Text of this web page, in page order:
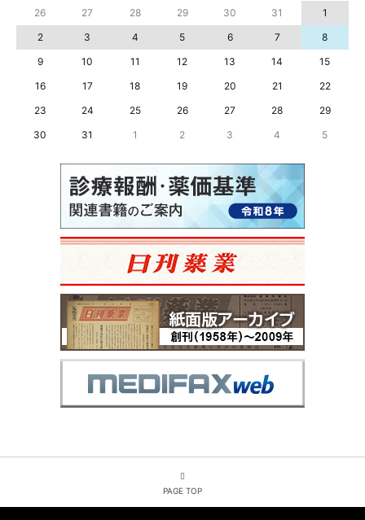
26 27 28 29 30 31
1
2
3 4 5 6 7
8
9
10 11 12 13 14
15
16
17 18 19 20 21
22
23
24 25 26 27 28
29
30
31 1 2 3 4 5
PAGE TOP